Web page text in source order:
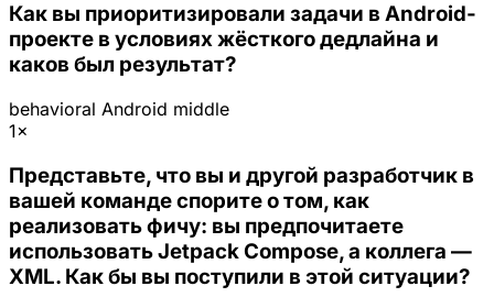
Как вы приоритизировали задачи в Android-
проекте в условиях жёсткого дедлайна и
каков был результат?
behavioral Android middle
1×
Представьте, что вы и другой разработчик в
вашей команде спорите о том, как
реализовать фичу: вы предпочитаете
использовать Jetpack Compose, а коллега —
XML. Как бы вы поступили в этой ситуации?